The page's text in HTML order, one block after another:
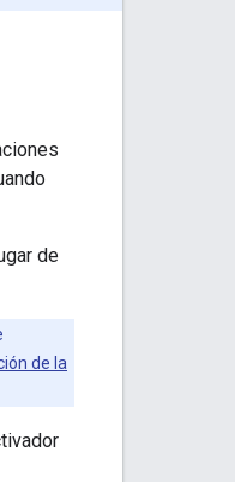
de
de la